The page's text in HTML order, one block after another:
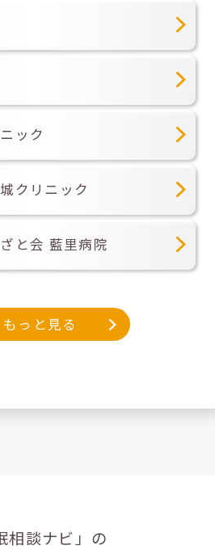
ック
クリニック
と会 藍里病院
もっと見る
相談ナビ」の